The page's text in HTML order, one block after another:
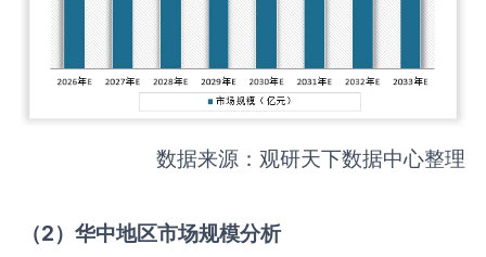
数据来源：观研天下数据中心整理
（2）华中地区市场规模分析